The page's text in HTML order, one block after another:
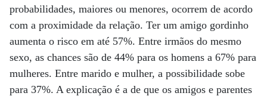
probabilidades, maiores ou menores, ocorrem de acordo
com a proximidade da relação. Ter um amigo gordinho
aumenta o risco em até 57%. Entre irmãos do mesmo
sexo, as chances são de 44% para os homens a 67% para
mulheres. Entre marido e mulher, a possibilidade sobe
para 37%. A explicação é a de que os amigos e parentes